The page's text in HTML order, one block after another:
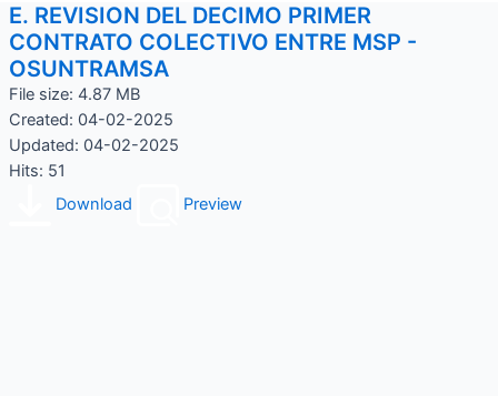
E. REVISION DEL DECIMO PRIMER
CONTRATO COLECTIVO ENTRE MSP -
OSUNTRAMSA
File size: 4.87 MB
Created: 04-02-2025
Updated: 04-02-2025
Hits: 51
Download
Preview